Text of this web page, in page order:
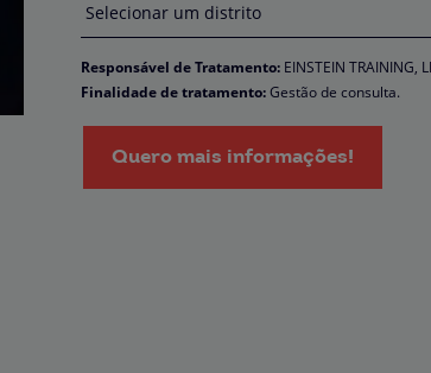
Responsável de Tratamento: EINSTEIN TRAINING,
Finalidade de tratamento:Gestão de consulta.
obrigação legal. / Direitos: aceder, retificar e excluir
Quero mais informações!